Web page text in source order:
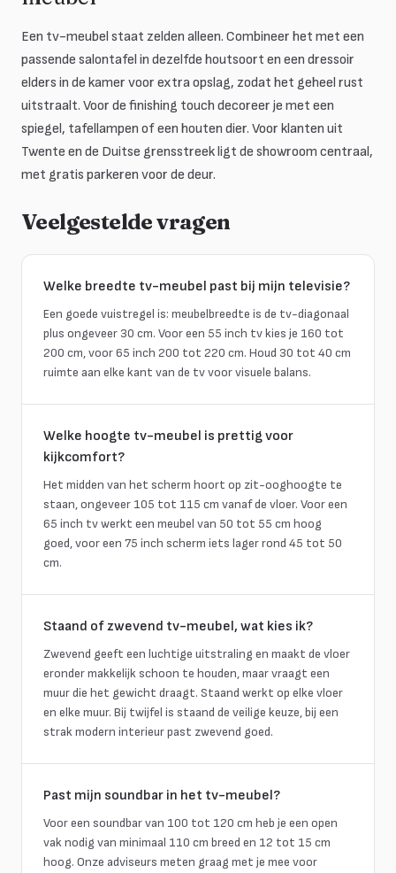
Een tv-meubel staat zelden alleen. Combineer het met een
passende salontafel in dezelfde houtsoort en een dressoir
elders in de kamer voor extra opslag, zodat het geheel rust
uitstraalt. Voor de finishing touch decoreer je met een
spiegel, tafellampen of een houten dier. Voor klanten uit
Twente en de Duitse grensstreek ligt de showroom centraal,
met gratis parkeren voor de deur.
Veelgestelde vragen
Welke breedte tv-meubel past bij mijn televisie?
Een goede vuistregel is: meubelbreedte is de tv-diagonaal
plus ongeveer 30 cm. Voor een 55 inch tv kies je 160 tot
200 cm, voor 65 inch 200 tot 220 cm. Houd 30 tot 40 cm
ruimte aan elke kant van de tv voor visuele balans.
Welke hoogte tv-meubel is prettig voor
kijkcomfort?
Het midden van het scherm hoort op zit-ooghoogte te
staan, ongeveer 105 tot 115 cm vanaf de vloer. Voor een
65 inch tv werkt een meubel van 50 tot 55 cm hoog
goed, voor een 75 inch scherm iets lager rond 45 tot 50
cm.
Staand of zwevend tv-meubel, wat kies ik?
Zwevend geeft een luchtige uitstraling en maakt de vloer
eronder makkelijk schoon te houden, maar vraagt een
muur die het gewicht draagt. Staand werkt op elke vloer
en elke muur. Bij twijfel is staand de veilige keuze, bij een
strak modern interieur past zwevend goed.
Past mijn soundbar in het tv-meubel?
Voor een soundbar van 100 tot 120 cm heb je een open
vak nodig van minimaal 110 cm breed en 12 tot 15 cm
hoog. Onze adviseurs meten graag met je mee voor